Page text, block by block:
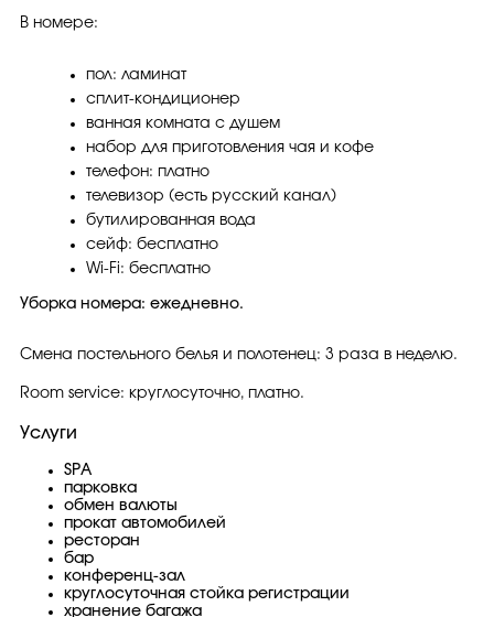
В номере:
пол: ламинат
сплит-кондиционер
ванная комната с душем
набор для приготовления чая и кофе
телефон: платно
телевизор (есть русский канал)
бутилированная вода
сейф: бесплатно
Wi-Fi: бесплатно
Уборка номера: ежедневно.
Смена постельного белья и полотенец: 3 раза в неделю.
Room service: круглосуточно, платно.
Услуги
SPA
парковка
обмен валюты
прокат автомобилей
ресторан
бар
конференц-зал
круглосуточная стойка регистрации
хранение багажа